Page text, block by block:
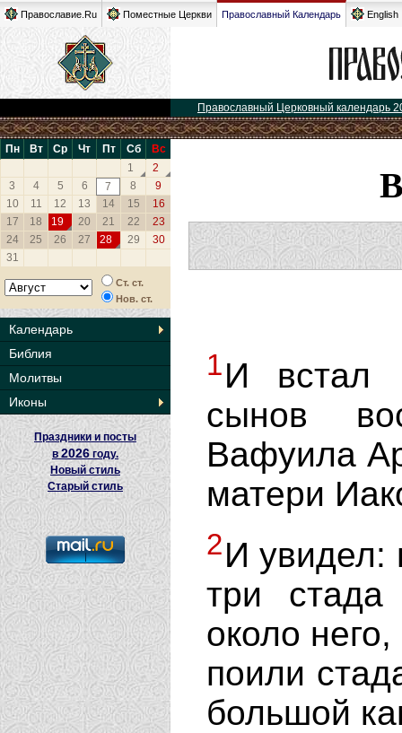
Православие.Ru Поместные Церкви Православный Календарь English
Православный Церковный календарь
Пн Вт Ср Чт Пт Сб
Вс
1
2
3
4 5 6 7 8
9
10
11 12 13 14 15
16
17
18 19 20 21 22
23
24
25 26 27 28 29
30
31
Ст. ст.
Нов. ст.
Календарь
Библия
Молитвы
Иконы
Праздники и посты
в2026 году.
Новый стиль
Старый стиль
1И встал
сынов
Вафуила
матери
2И увидел:
три стада
около
поили
большой